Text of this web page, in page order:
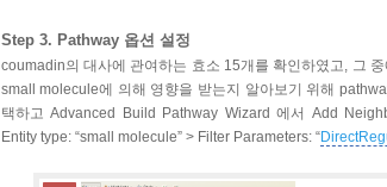
Step 3. Pathway 옵션 설정
coumadin의 대사에 관여하는 효소 15개를 확인하였고, 그
small molecule에 의해 영향을 받는지 알아보기 위해
택하고 Advanced Build Pathway Wizard 에서 Add
Entity type: “small molecule” > Filter Parameters: “